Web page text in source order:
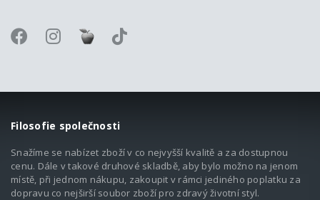
Filosofie společnosti
Snažíme se nabízet zboží v co nejvyšší kvalitě a za dostupnou
cenu. Dále v takové druhové skladbě, aby bylo možno na jenom
místě, při jednom nákupu, zakoupit v rámci jediného poplatku za
dopravu co nejširší soubor zboží pro zdravý životní styl.